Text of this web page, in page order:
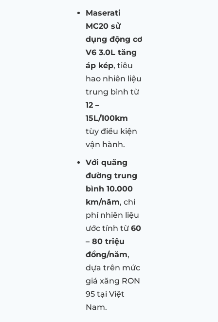
Maserati
MC20 sử
dụng động cơ
V6 3.0L tăng
áp kép, tiêu
hao nhiên liệu
trung bình từ
12 –
15L/100km
tùy điều kiện
vận hành.
Với quãng
đường trung
bình 10.000
km/năm, chi
phí nhiên liệu
ước tính từ 60
– 80 triệu
đồng/năm,
dựa trên mức
giá xăng RON
95 tại Việt
Nam.